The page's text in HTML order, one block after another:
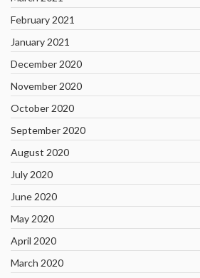
February 2021
January 2021
December 2020
November 2020
October 2020
September 2020
August 2020
July 2020
June 2020
May 2020
April 2020
March 2020